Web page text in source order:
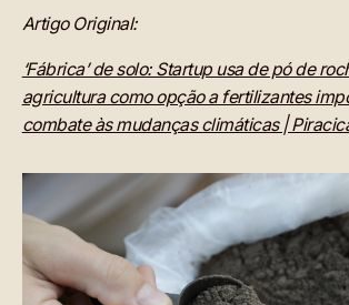
Artigo Original:
‘Fábrica’ de solo: Startup usa de pó de
agricultura como opção a fertilizantes
combate às mudanças climáticas |